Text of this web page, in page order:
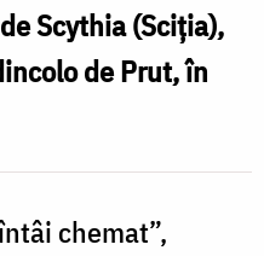
Scythia (Sciţia),
de Prut, în
chemat”,